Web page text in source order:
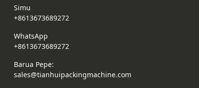
Simu
+8613673689272
WhatsApp
+8613673689272
Barua Pepe:
sales@tianhuipackingmachine.com